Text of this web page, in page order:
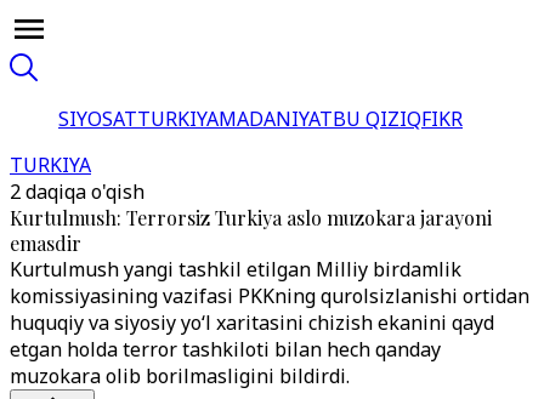
SIYOSATTURKIYAMADANIYATBU QIZIQFIKR
TURKIYA
2 daqiqa o'qish
Kurtulmush: Terrorsiz Turkiya aslo muzokara jarayoni
emasdir
Kurtulmush yangi tashkil etilgan Milliy birdamlik
komissiyasining vazifasi PKKning qurolsizlanishi ortidan
huquqiy va siyosiy yo‘l xaritasini chizish ekanini qayd
etgan holda terror tashkiloti bilan hech qanday
muzokara olib borilmasligini bildirdi.